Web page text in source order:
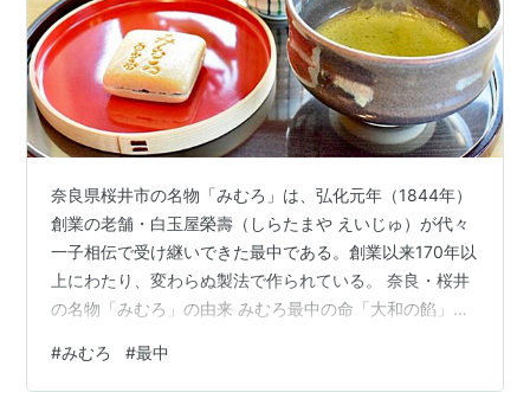
奈良県桜井市の名物「みむろ」は、弘化元年（1844年）
創業の老舗・白玉屋榮壽（しらたまや えいじゅ）が代々
一子相伝で受け継いできた最中である。創業以来170年以
上にわたり、変わらぬ製法で作られている。 奈良・桜井
の名物「みむろ」の由来 みむろ最中の命「大和の餡」
物みむろ最中 白玉屋榮壽 本店 名物みむろ最中 白玉屋榮
壽 参道店 みむろ最中と桜井（奈良）のお酒 「みむろ
#みむろ #最中